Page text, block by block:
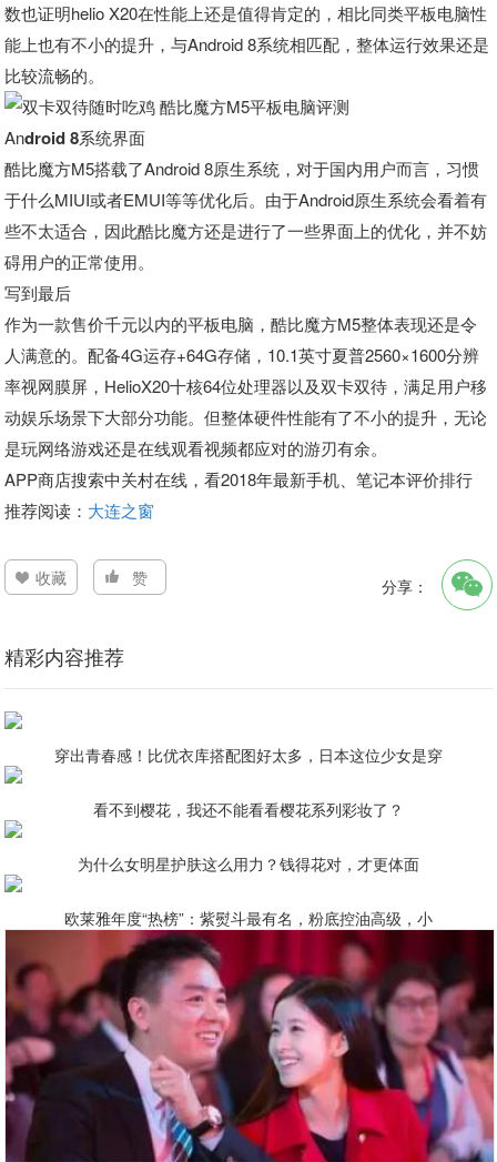
数也证明helio X20在性能上还是值得肯定的，相比同类平板电脑性
能上也有不小的提升，与Android 8系统相匹配，整体运行效果还是
比较流畅的。
Android 8系统界面
酷比魔方M5搭载了Android 8原生系统，对于国内用户而言，习惯
于什么MIUI或者EMUI等等优化后。由于Android原生系统会看着有
些不太适合，因此酷比魔方还是进行了一些界面上的优化，并不妨
碍用户的正常使用。
写到最后
作为一款售价千元以内的平板电脑，酷比魔方M5整体表现还是令
人满意的。配备4G运存+64G存储，10.1英寸夏普2560×1600分辨
率视网膜屏，HelioX20十核64位处理器以及双卡双待，满足用户移
动娱乐场景下大部分功能。但整体硬件性能有了不小的提升，无论
是玩网络游戏还是在线观看视频都应对的游刃有余。
APP商店搜索中关村在线，看2018年最新手机、笔记本评价排行
推荐阅读： 大连之窗
收藏 赞 分享：
精彩内容推荐
穿出青春感！比优衣库搭配图好太多，日本这位少女是穿
看不到樱花，我还不能看看樱花系列彩妆了？
为什么女明星护肤这么用力？钱得花对，才更体面
欧莱雅年度“热榜”：紫熨斗最有名，粉底控油高级，小